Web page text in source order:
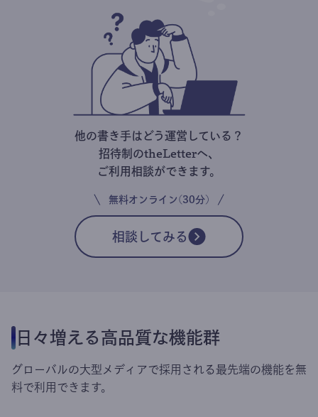
他の書き手はどう運営している？
招待制のtheLetterへ、
ご利用相談ができます。
無料オンライン(30分)
相談してみる
日々増える高品質な機能群
グローバルの大型メディアで採用される最先端の機能を無
料で利用できます。